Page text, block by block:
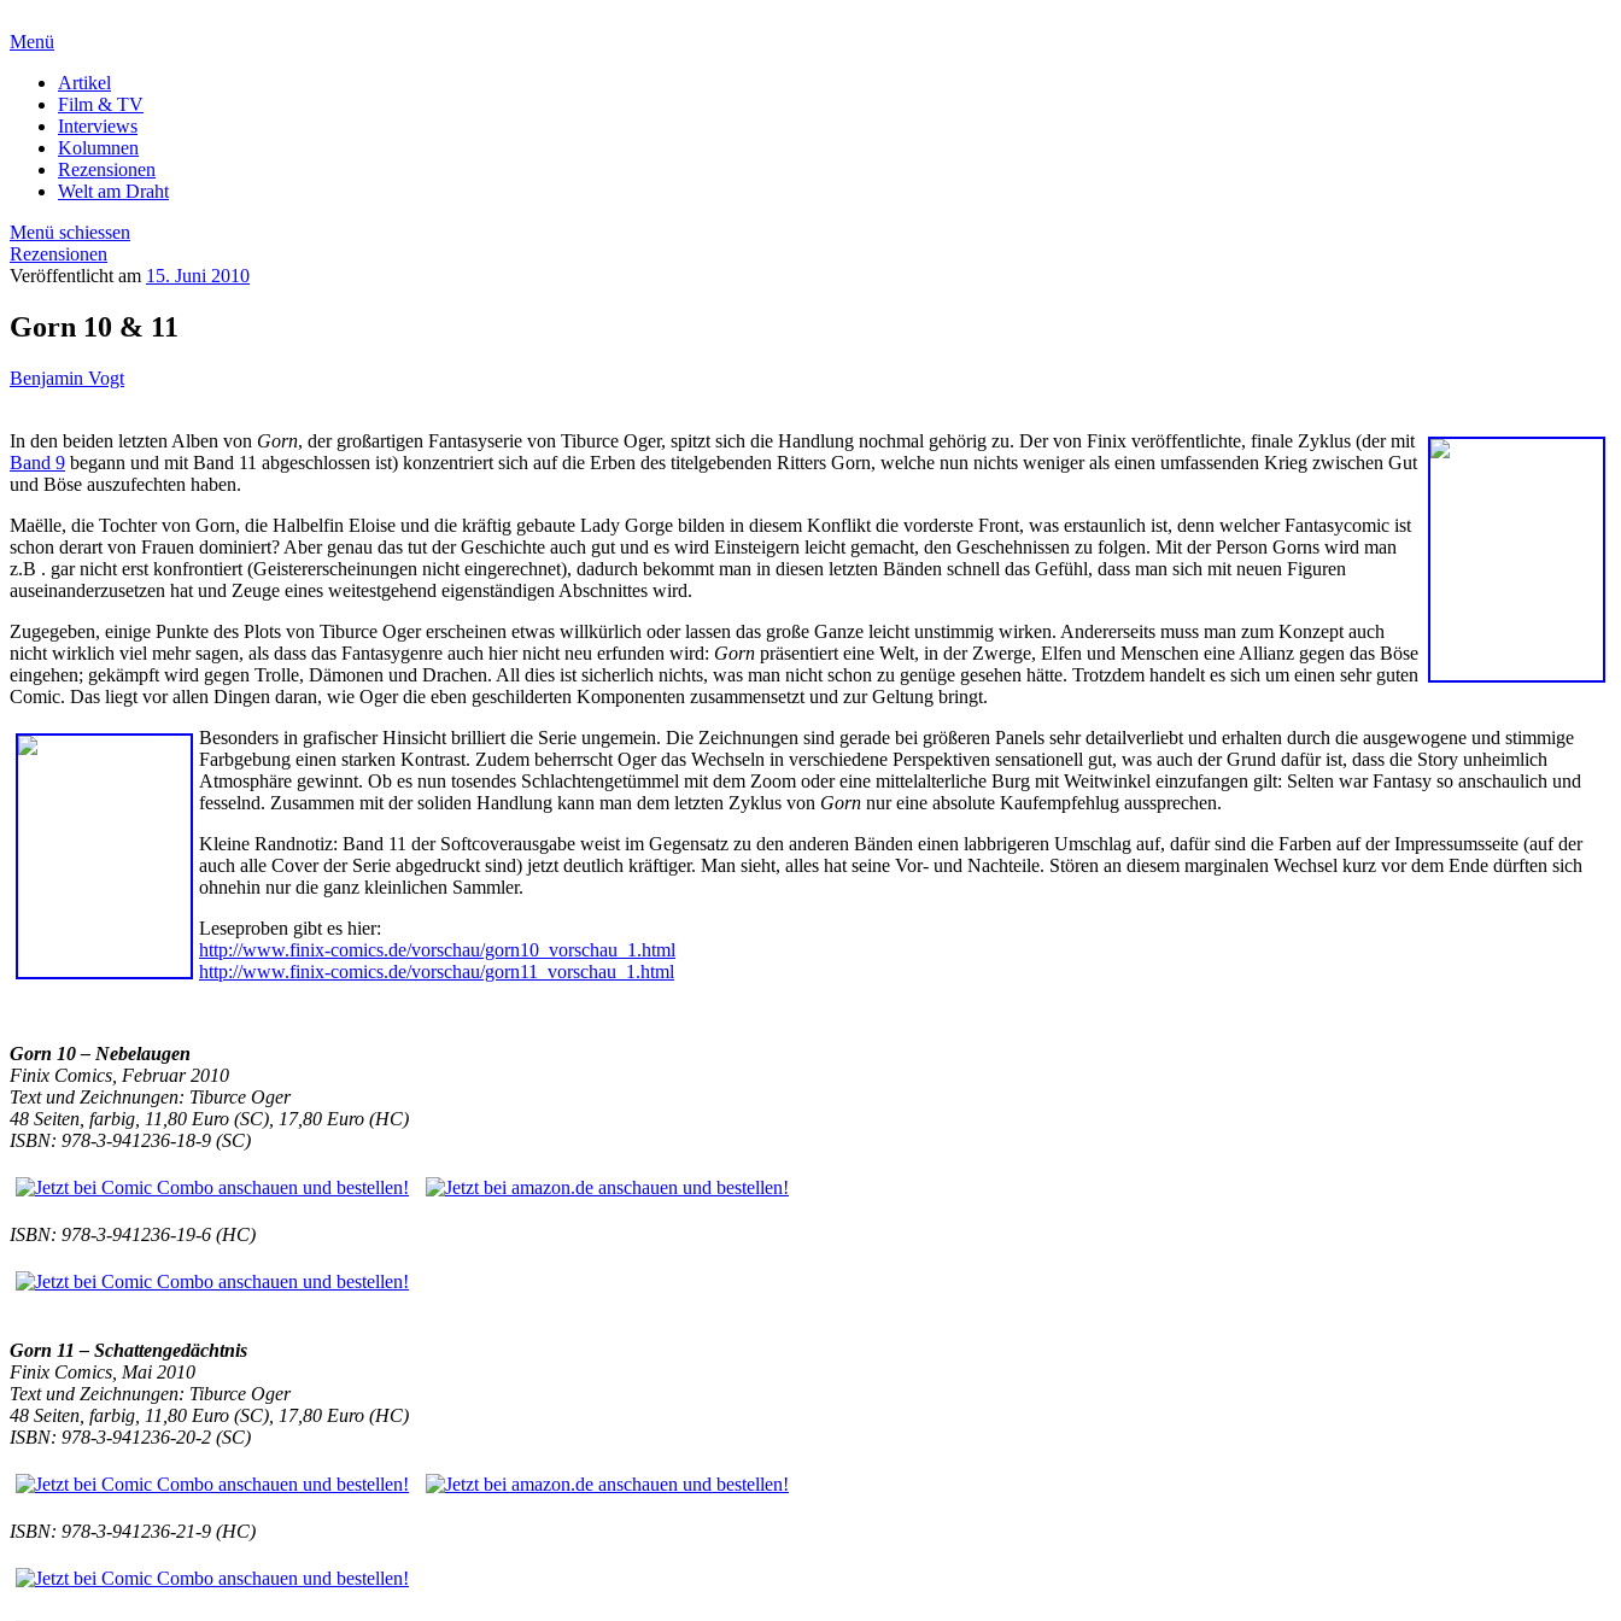
Menü
Artikel
Film & TV
Interviews
Kolumnen
Rezensionen
Welt am Draht
Menü schiessen
Rezensionen
Veröffentlicht am 15. Juni 2010
Gorn 10 & 11
Benjamin Vogt
In den beiden letzten Alben von Gorn, der großartigen Fantasyserie von Tiburce Oger, spitzt sich die Handlung nochmal gehörig zu. Der von Finix veröffentlichte, finale Zyklus (der mit
Band 9 begann und mit Band 11 abgeschlossen ist) konzentriert sich auf die Erben des titelgebenden Ritters Gorn, welche nun nichts weniger als einen umfassenden Krieg zwischen Gut
und Böse auszufechten haben.
Maëlle, die Tochter von Gorn, die Halbelfin Eloise und die kräftig gebaute Lady Gorge bilden in diesem Konflikt die vorderste Front, was erstaunlich ist, denn welcher Fantasycomic ist
schon derart von Frauen dominiert? Aber genau das tut der Geschichte auch gut und es wird Einsteigern leicht gemacht, den Geschehnissen zu folgen. Mit der Person Gorns wird man
z.B . gar nicht erst konfrontiert (Geistererscheinungen nicht eingerechnet), dadurch bekommt man in diesen letzten Bänden schnell das Gefühl, dass man sich mit neuen Figuren
auseinanderzusetzen hat und Zeuge eines weitestgehend eigenständigen Abschnittes wird.
Zugegeben, einige Punkte des Plots von Tiburce Oger erscheinen etwas willkürlich oder lassen das große Ganze leicht unstimmig wirken. Andererseits muss man zum Konzept auch
nicht wirklich viel mehr sagen, als dass das Fantasygenre auch hier nicht neu erfunden wird: Gorn präsentiert eine Welt, in der Zwerge, Elfen und Menschen eine Allianz gegen das Böse
eingehen; gekämpft wird gegen Trolle, Dämonen und Drachen. All dies ist sicherlich nichts, was man nicht schon zu genüge gesehen hätte. Trotzdem handelt es sich um einen sehr guten
Comic. Das liegt vor allen Dingen daran, wie Oger die eben geschilderten Komponenten zusammensetzt und zur Geltung bringt.
Besonders in grafischer Hinsicht brilliert die Serie ungemein. Die Zeichnungen sind gerade bei größeren Panels sehr detailverliebt und erhalten durch die ausgewogene und stimmige
Farbgebung einen starken Kontrast. Zudem beherrscht Oger das Wechseln in verschiedene Perspektiven sensationell gut, was auch der Grund dafür ist, dass die Story unheimlich
Atmosphäre gewinnt. Ob es nun tosendes Schlachtengetümmel mit dem Zoom oder eine mittelalterliche Burg mit Weitwinkel einzufangen gilt: Selten war Fantasy so anschaulich und
fesselnd. Zusammen mit der soliden Handlung kann man dem letzten Zyklus von Gorn nur eine absolute Kaufempfehlug aussprechen.
Kleine Randnotiz: Band 11 der Softcoverausgabe weist im Gegensatz zu den anderen Bänden einen labbrigeren Umschlag auf, dafür sind die Farben auf der Impressumsseite (auf der
auch alle Cover der Serie abgedruckt sind) jetzt deutlich kräftiger. Man sieht, alles hat seine Vor- und Nachteile. Stören an diesem marginalen Wechsel kurz vor dem Ende dürften sich
ohnehin nur die ganz kleinlichen Sammler.
Leseproben gibt es hier:
http://www.finix-comics.de/vorschau/gorn10_vorschau_1.html
http://www.finix-comics.de/vorschau/gorn11_vorschau_1.html
Gorn 10 – Nebelaugen
Finix Comics, Februar 2010
Text und Zeichnungen: Tiburce Oger
48 Seiten, farbig, 11,80 Euro (SC), 17,80 Euro (HC)
ISBN: 978-3-941236-18-9 (SC)
ISBN: 978-3-941236-19-6 (HC)
Gorn 11 – Schattengedächtnis
Finix Comics, Mai 2010
Text und Zeichnungen: Tiburce Oger
48 Seiten, farbig, 11,80 Euro (SC), 17,80 Euro (HC)
ISBN: 978-3-941236-20-2 (SC)
ISBN: 978-3-941236-21-9 (HC)